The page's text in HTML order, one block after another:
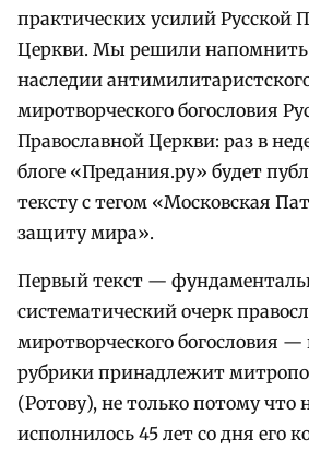
практических усилий Русской
Церкви. Мы решили напомнить
наследии
миротворческого богословия
Православной Церкви: раз в
блоге «Предания.ру» будет
тексту с тегом «Московская
защиту мира».
Первый текст —
систематический очерк
миротворческого богословия
рубрики принадлежит
(Ротову), не только потому что
исполнилось 45 лет со дня его